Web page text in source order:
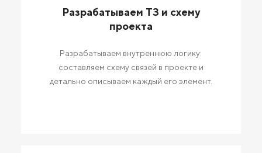
Разрабатываем ТЗ и схему
проекта
Разрабатываем внутреннюю логику:
составляем схему связей в проекте и
детально описываем каждый его элемент.